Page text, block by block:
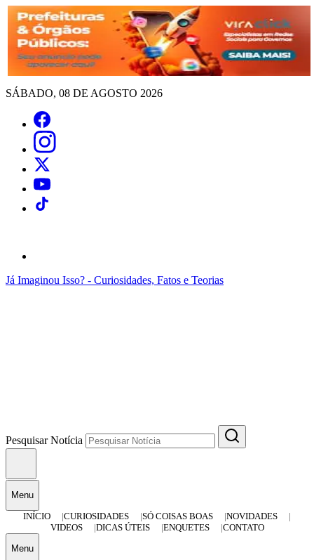
SÁBADO, 08 DE AGOSTO 2026
Já Imaginou Isso? - Curiosidades, Fatos e Teorias
Pesquisar Notícia
Menu
INÍCIO
CURIOSIDADES SÓ COISAS BOAS
NOVIDADES
VIDEOS
DICAS ÚTEIS ENQUETES CONTATO
Menu